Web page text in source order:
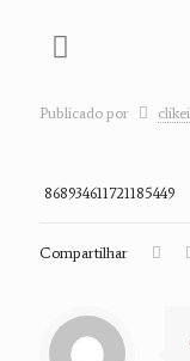
Publicado por clikei
868934611721185449
Compartilhar